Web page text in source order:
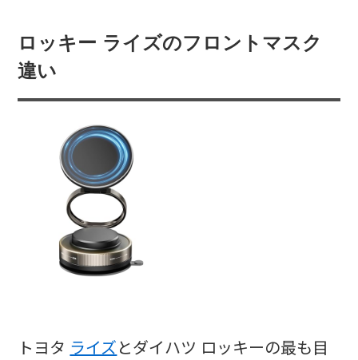
ロッキー ライズのフロントマスク
違い
トヨタ ライズとダイハツ ロッキーの最も目